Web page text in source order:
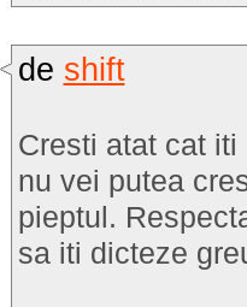
de shift
Cresti atat cat
nu vei putea
pieptul.
sa iti dicteze